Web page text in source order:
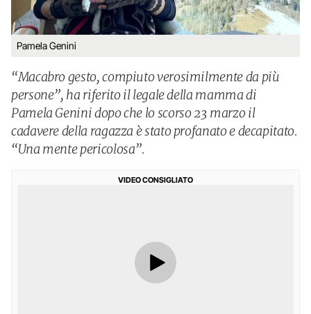
Pamela Genini
“Macabro gesto, compiuto verosimilmente da più
persone”, ha riferito il legale della mamma di
Pamela Genini dopo che lo scorso 23 marzo il
cadavere della ragazza è stato profanato e decapitato.
“Una mente pericolosa”.
VIDEO CONSIGLIATO